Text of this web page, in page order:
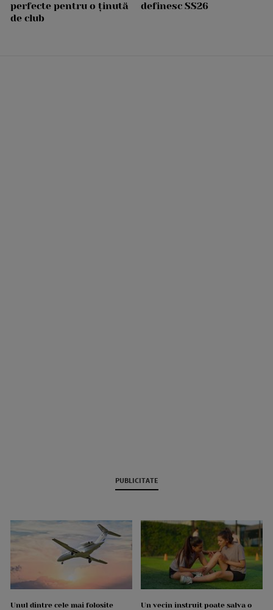
perfecte pentru o ținută
de club
definesc SS26
PUBLICITATE
Unul dintre cele mai folosite
Un vecin instruit poate salva o